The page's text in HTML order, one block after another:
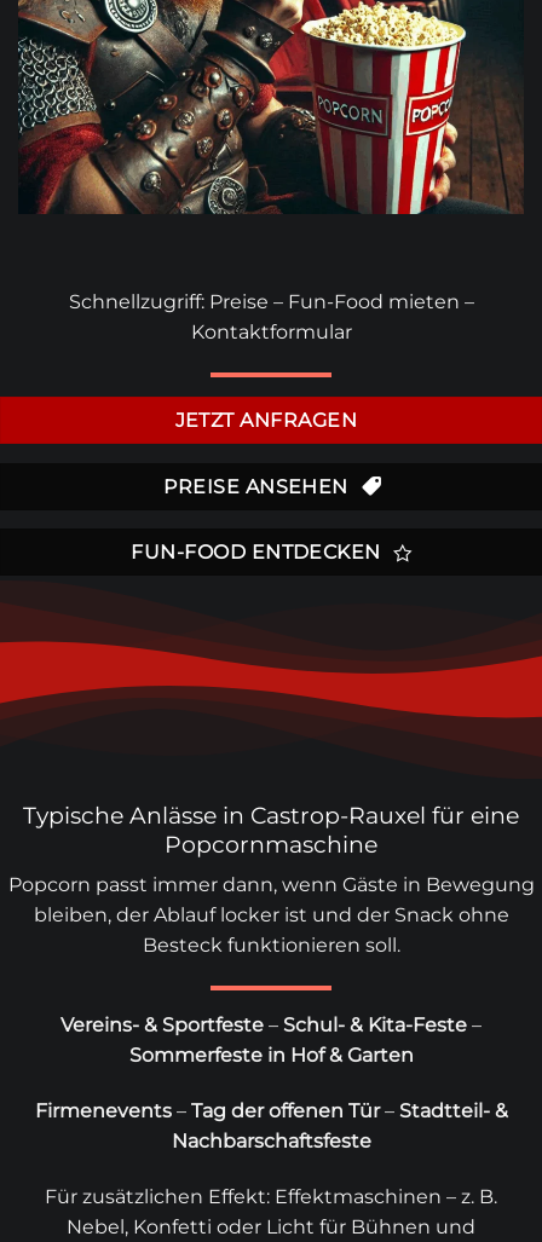
Schnellzugriff: Preise – Fun-Food mieten –
Kontaktformular
JETZT ANFRAGEN
PREISE ANSEHEN
FUN-FOOD ENTDECKEN
Typische Anlässe in Castrop-Rauxel für eine
Popcornmaschine
Popcorn passt immer dann, wenn Gäste in Bewegung
bleiben, der Ablauf locker ist und der Snack ohne
Besteck funktionieren soll.
Vereins- & Sportfeste – Schul- & Kita-Feste –
Sommerfeste in Hof & Garten
Firmenevents– Tag der offenen Tür– Stadtteil- &
Nachbarschaftsfeste
Für zusätzlichen Effekt: Effektmaschinen – z. B.
Nebel, Konfetti oder Licht für Bühnen und